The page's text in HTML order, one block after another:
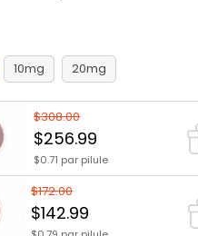
10mg 20mg
$308.00
$256.99
$0.71 par pilule
$172.00
$142.99